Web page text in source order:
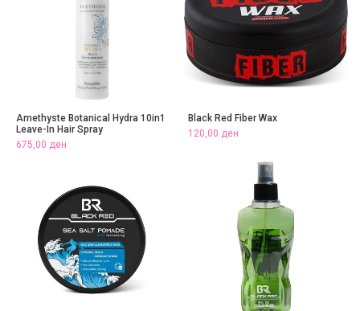
Amethyste Botanical Hydra 10in1
Leave-In Hair Spray
675,00 ден
Black Red Fiber Wax
120,00 ден